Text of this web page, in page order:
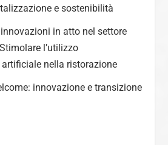
e sostenibilità
in atto nel settore
l’utilizzo
artificiale nella ristorazione
innovazione e transizione